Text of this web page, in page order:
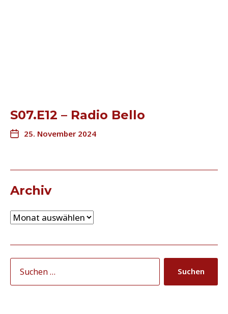
S07.E12 – Radio Bello
25. November 2024
Archiv